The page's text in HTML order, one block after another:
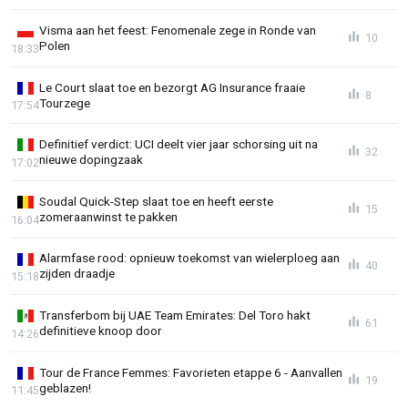
Visma aan het feest: Fenomenale zege in Ronde van
Polen
18:33
10
Le Court slaat toe en bezorgt AG Insurance fraaie
Tourzege
17:54
8
Definitief verdict: UCI deelt vier jaar schorsing uit na
nieuwe dopingzaak
17:02
32
Soudal Quick-Step slaat toe en heeft eerste
zomeraanwinst te pakken
16:04
15
Alarmfase rood: opnieuw toekomst van wielerploeg aan
zijden draadje
15:18
40
Transferbom bij UAE Team Emirates: Del Toro hakt
definitieve knoop door
14:26
61
Tour de France Femmes: Favorieten etappe 6 - Aanvallen
geblazen!
11:45
19